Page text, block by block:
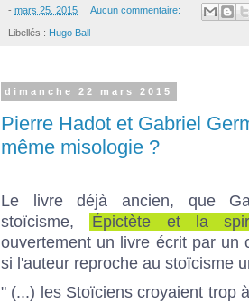
- mars 25, 2015 Aucun commentaire:
Libellés : Hugo Ball
dimanche 22 mars 2015
Pierre Hadot et Gabriel
même misologie ?
Le livre déjà ancien, que
stoïcisme,
Épictète et la
ouvertement un livre écrit par un
si l'auteur reproche au stoïcisme
" (...) les Stoïciens croyaient trop